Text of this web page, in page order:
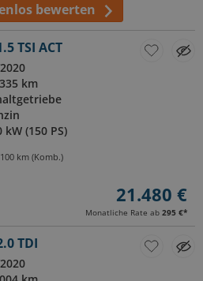
bewerten
TSI ACT
km
kW (150 PS)
km (Komb.)
21.480 €
Monatliche Rate ab 295 €*
TDI